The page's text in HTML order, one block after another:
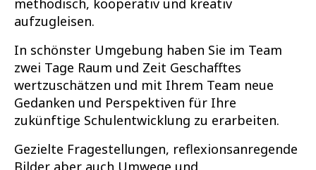
methodisch, kooperativ und kreativ
aufzugleisen.
In schönster Umgebung haben Sie im Team
zwei Tage Raum und Zeit Geschafftes
wertzuschätzen und mit Ihrem Team neue
Gedanken und Perspektiven für Ihre
zukünftige Schulentwicklung zu erarbeiten.
Gezielte Fragestellungen, reflexionsanregende
Bilder aber auch Umwege und